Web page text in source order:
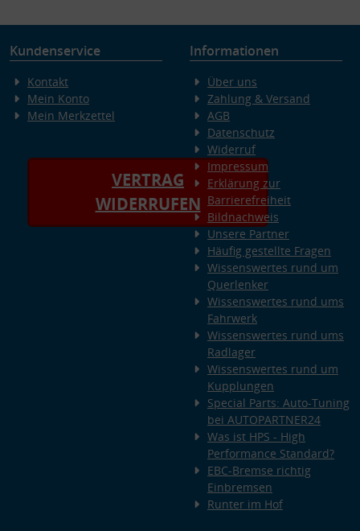
Kundenservice
Kontakt
Mein Konto
Mein Merkzettel
VERTRAG
WIDERRUFEN
Informationen
Über uns
Zahlung & Versand
AGB
Datenschutz
Widerruf
Impressum
Erklärung zur
Barrierefreiheit
Bildnachweis
Unsere Partner
Häufig gestellte Fragen
Wissenswertes rund um
Querlenker
Wissenswertes rund ums
Fahrwerk
Wissenswertes rund ums
Radlager
Wissenswertes rund um
Kupplungen
Special Parts: Auto-Tuning
bei AUTOPARTNER24
Was ist HPS - High
Performance Standard?
EBC-Bremse richtig
Einbremsen
Runter im Hof